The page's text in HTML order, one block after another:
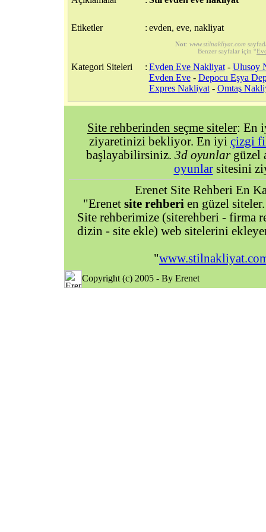
Etiketler : evden, eve, nakliyat
Not: www.stilnakliyat.com
Benzer sayfalar için “
Kategori Siteleri : Evden Eve Nakliyat- Ulusoy
Evden Eve- Depocu Eşya
Expres Nakliyat- Omtaş
Site rehberinden seçme siteler: En
ziyaretinizi bekliyor. En iyi çizgi
başlayabilirsiniz. 3d oyunlargüzel
oyunlarsitesini
Erenet Site Rehberi En
"Erenet site rehberi en güzel
Site rehberimize (siterehberi - firma
dizin - site ekle) web sitelerini
"
Copyright (c) 2005 - By Erenet